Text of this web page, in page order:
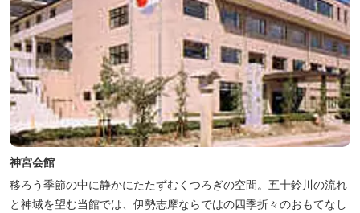
神宮会館
移ろう季節の中に静かにたたずむくつろぎの空間。五十鈴川の流れ
と神域を望む当館では、伊勢志摩ならではの四季折々のおもてなし